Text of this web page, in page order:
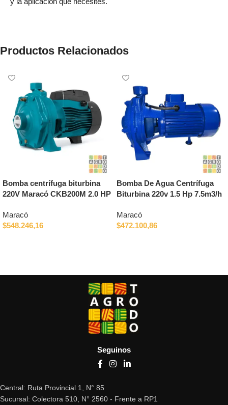
Productos Relacionados
Bomba centrífuga biturbina
220V Maracó CKB200M 2.0 HP
Maracó
$548.246,16
Bomba De Agua Centrífuga
Biturbina 220v 1.5 Hp 7.5m3/h
Maracó
$472.100,86
Seguinos
Central: Ruta Provincial 1, N° 85
Sucursal: Colectora 510, N° 2560 - Frente a RP1